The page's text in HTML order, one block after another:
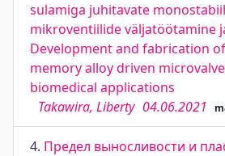
sulamiga juhitavate
mikroventiilide väljatöötamine
Development and fabrication
memory alloy driven
biomedical applications
Takawira, Liberty 04.06.2021
4. Предел выносливости и